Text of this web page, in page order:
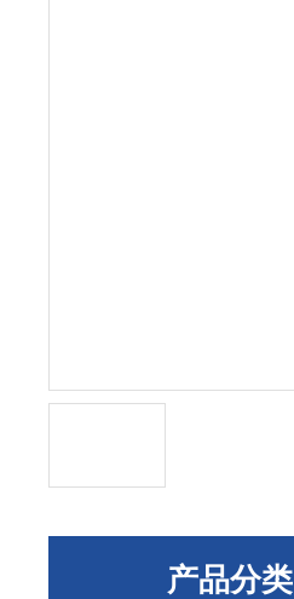
产品分类